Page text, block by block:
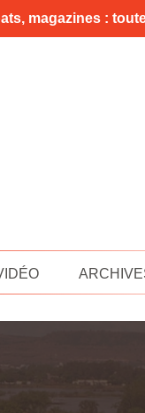
magazines :